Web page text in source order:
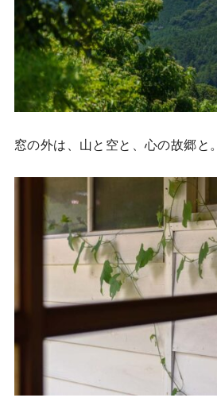
窓の外は、山と空と、心の故郷と。